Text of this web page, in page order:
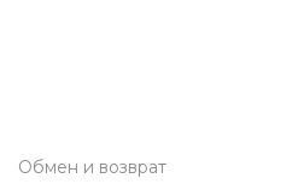
Обмен и возврат